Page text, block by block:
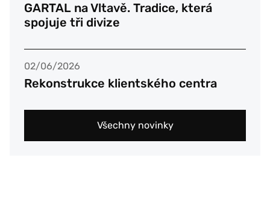
GARTAL na Vltavě. Tradice, která
spojuje tři divize
02/06/2026
Rekonstrukce klientského centra
Všechny novinky